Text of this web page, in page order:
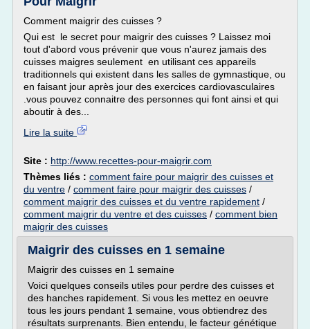
Comment maigrir des cuisses ?
Qui est le secret pour maigrir des cuisses ? Laissez moi
tout d'abord vous prévenir que vous n'aurez jamais des
cuisses maigres seulement en utilisant ces appareils
traditionnels qui existent dans les salles de gymnastique, ou
en faisant jour après jour des exercices cardiovasculaires
.vous pouvez connaitre des personnes qui font ainsi et qui
aboutir à des...
Lire la suite
Site : http://www.recettes-pour-maigrir.com
Thèmes liés : comment faire pour maigrir des cuisses et
du ventre / comment faire pour maigrir des cuisses /
comment maigrir des cuisses et du ventre rapidement /
comment maigrir du ventre et des cuisses / comment bien
maigrir des cuisses
Maigrir des cuisses en 1 semaine
Maigrir des cuisses en 1 semaine
Voici quelques conseils utiles pour perdre des cuisses et
des hanches rapidement. Si vous les mettez en oeuvre
tous les jours pendant 1 semaine, vous obtiendrez des
résultats surprenants. Bien entendu, le facteur génétique